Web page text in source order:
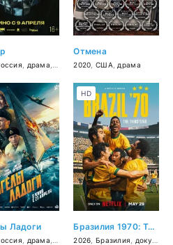
драма мелодрама
Отмена
2020 США драма
Ладоги
драма история,военный
Бразилия 1970: Третья звезда
2026 Бразилия документальный
HD